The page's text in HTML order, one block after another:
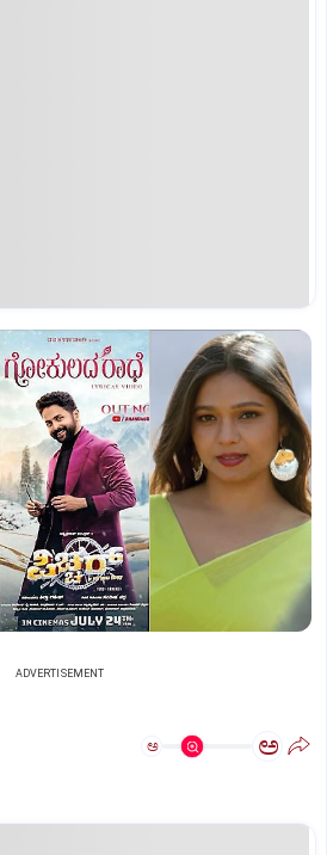
ADVERTISEMENT
ಅ ಅ